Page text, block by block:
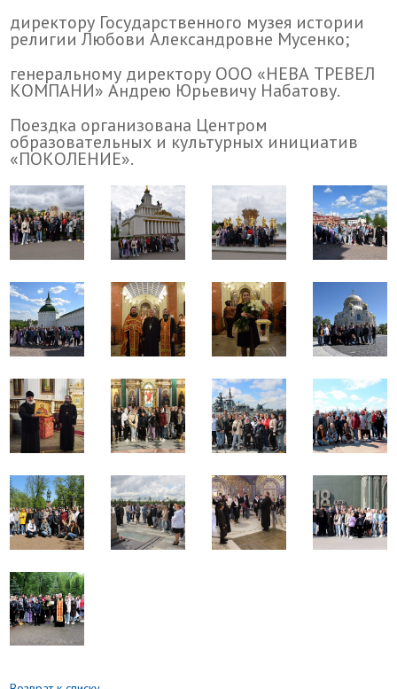
директору Государственного музея истории
религии Любови Александровне Мусенко;
генеральному директору ООО «НЕВА ТРЕВЕЛ
КОМПАНИ» Андрею Юрьевичу Набатову.
Поездка организована Центром
образовательных и культурных инициатив
«ПОКОЛЕНИЕ».